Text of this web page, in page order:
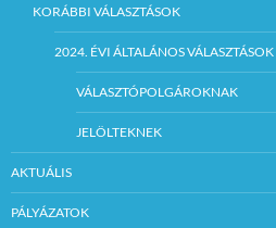
KORÁBBI VÁLASZTÁSOK
2024. ÉVI ÁLTALÁNOS VÁLASZTÁSOK
VÁLASZTÓPOLGÁROKNAK
JELÖLTEKNEK
AKTUÁLIS
PÁLYÁZATOK